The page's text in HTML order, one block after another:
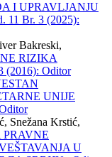
I UPRAVLJANJU
11 Br. 3 (2025):
Bakreski,
RIZIKA
(2016): Oditor
UNIJE
Snežana Krstić,
U